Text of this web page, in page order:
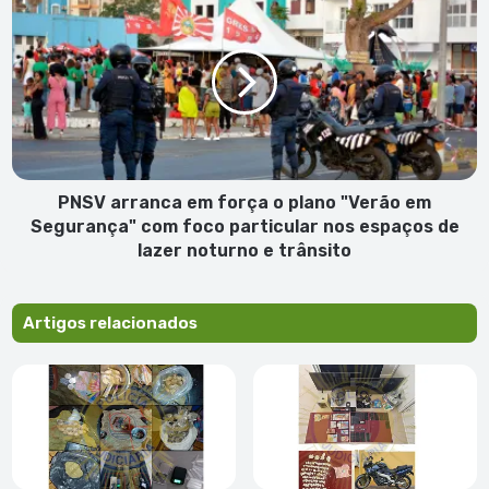
50º
Aniversário
da
Independência
Nacional
arranca
em
força
o
plano
"Verão
em
Segurança"
foco
de
lazer
trânsito
PNSV arranca em força o plano "Verão em
Segurança" com foco particular nos espaços de
lazer noturno e trânsito
Artigos relacionados